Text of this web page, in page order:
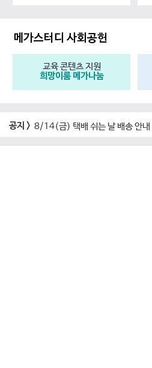
메가스터디 사회공헌
교육 콘텐츠 지원
희망이룸 메가나눔
공지 > 8/14(금) 택배 쉬는 날 배송 안내